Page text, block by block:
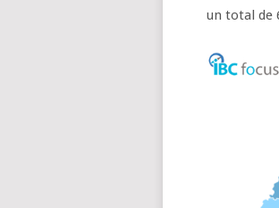
un total de